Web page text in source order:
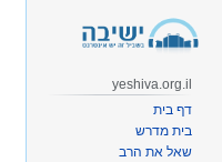
yeshiva.org.il
דף בית
בית מדרש
שאל את הרב